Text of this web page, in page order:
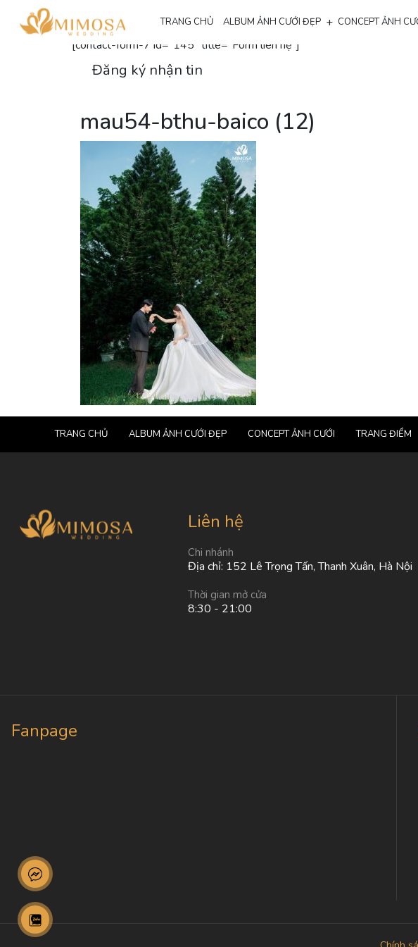
TRANG CHỦ ALBUM ẢNH CƯỚI ĐẸP + CONCEPT ẢNH
Đăng ký nhận thông tin
[contact-form-7 id="145" title="Form liên hệ"]
Đăng ký nhận tin
mau54-bthu-baico (12)
TRANG CHỦ ALBUM ẢNH CƯỚI ĐẸP CONCEPT ẢNH CƯỚI TRANG ĐIỂM
Liên hệ
Chi nhánh
Địa chỉ: 152 Lê Trọng Tấn, Thanh Xuân, Hà Nội
Thời gian mở cửa
8:30 - 21:00
Fanpage